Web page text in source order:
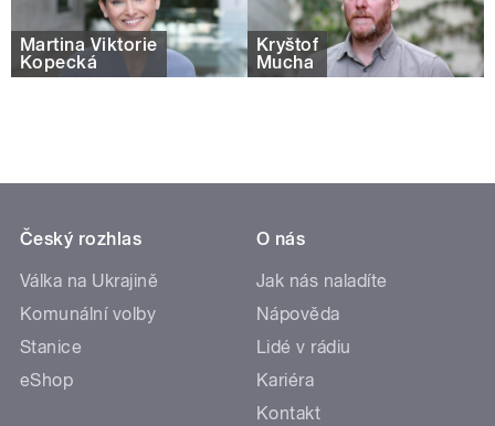
Martina Viktorie
Kopecká
Kryštof
Mucha
Český rozhlas
Válka na Ukrajině
Komunální volby
Stanice
eShop
O nás
Jak nás naladíte
Nápověda
Lidé v rádiu
Kariéra
Kontakt